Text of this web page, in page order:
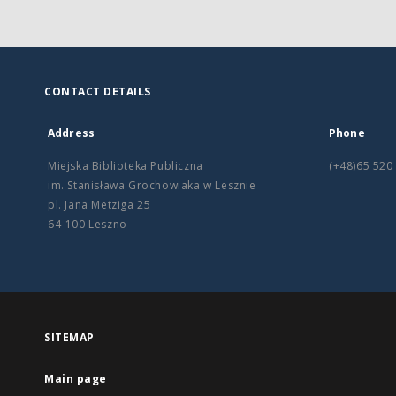
CONTACT DETAILS
Address
Miejska Biblioteka Publiczna
im. Stanisława Grochowiaka w Lesznie
pl. Jana Metziga 25
64-100 Leszno
Phone
(+48)65 520
SITEMAP
Main page